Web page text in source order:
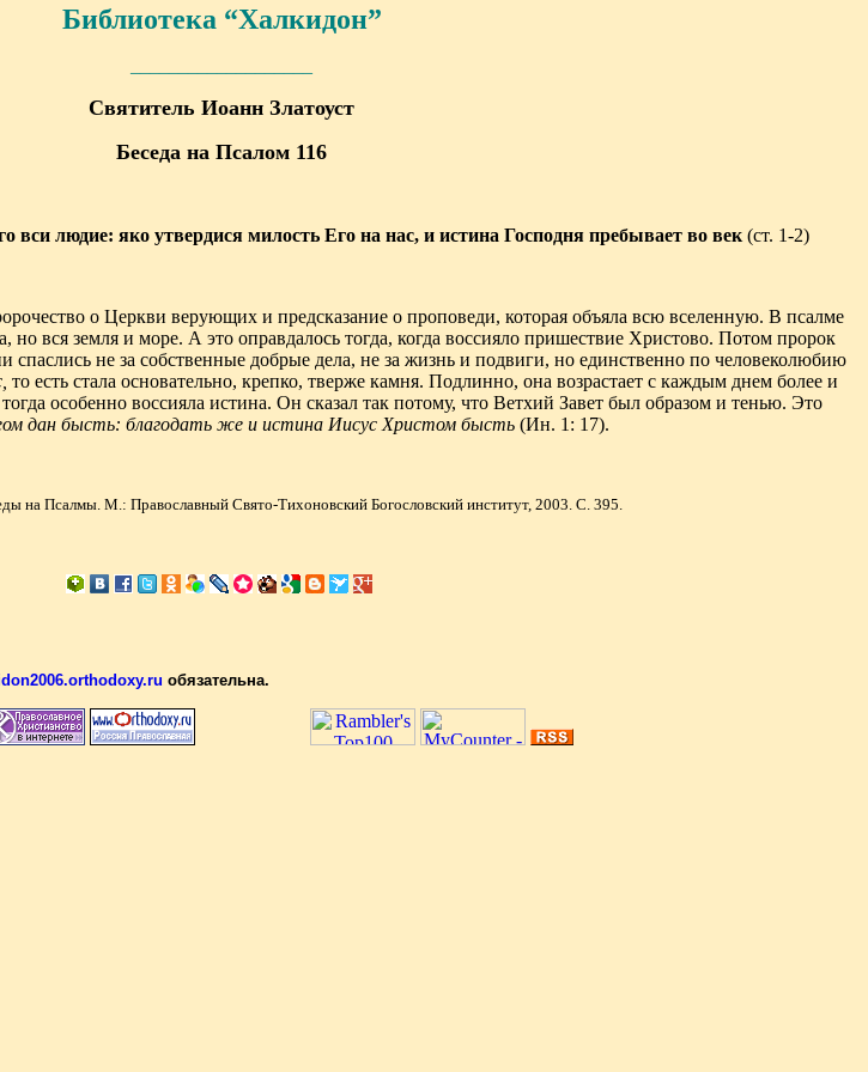
Библиотека “Халкидон”
Святитель Иоанн Златоуст
Беседа на Псалом 116
вси людие: яко утвердися милость Его на нас, и истина Господня пребывает во век (ст. 1-2)
о Церкви верующих и предсказание о проповеди, которая объяла всю вселенную. В псалме
но вся земля и море. А это оправдалось тогда, когда воссияло пришествие Христово. Потом пророк
спаслись не за собственные добрые дела, не за жизнь и подвиги, но единственно по человеколюбию
то есть стала основательно, крепко, тверже камня. Подлинно, она возрастает с каждым днем более и
особенно воссияла истина. Он сказал так потому, что Ветхий Завет был образом и тенью. Это
дан бысть: благодать же и истина Иисус Христом бысть (Ин. 1: 17).
на Псалмы. М.: Православный Свято-Тихоновский Богословский институт, 2003. С. 395.
обязательна.